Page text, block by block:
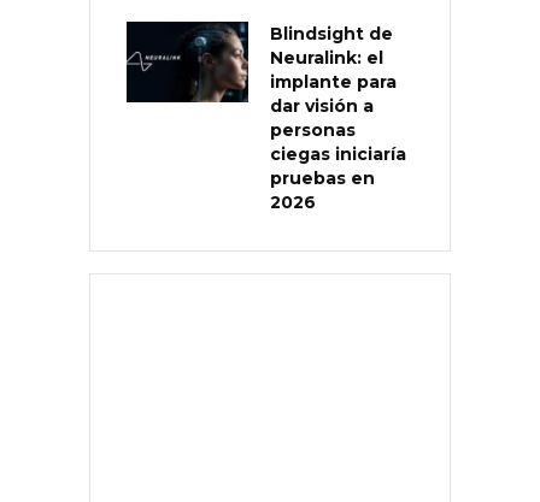
Blindsight de
Neuralink: el
implante para
dar visión a
personas
ciegas iniciaría
pruebas en
2026